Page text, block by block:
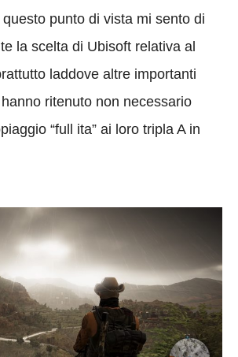
punto di vista mi sento di
la scelta di Ubisoft relativa al
laddove altre importanti
ritenuto non necessario
“full ita” ai loro tripla A in